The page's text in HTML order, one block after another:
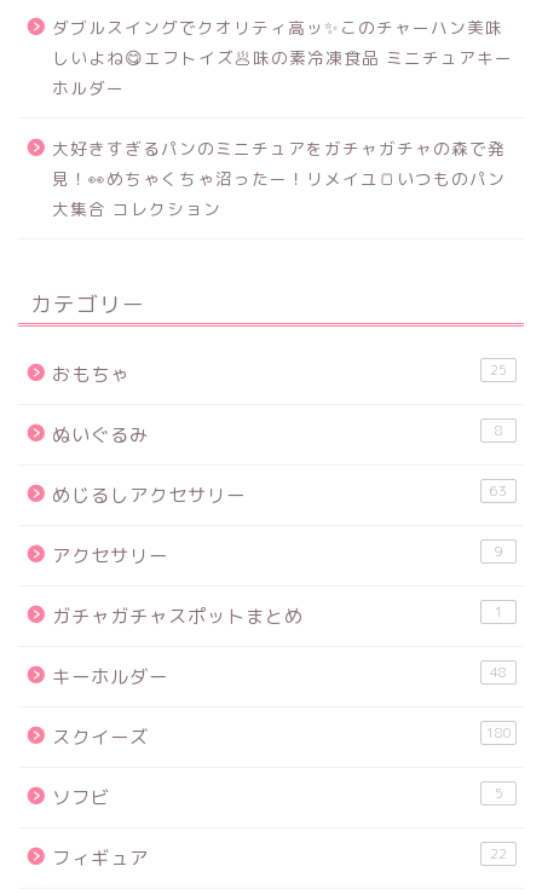
ダブルスイングでクオリティ高ッ✨このチャーハン美味
しいよね😋エフトイズ🥟味の素冷凍食品 ミニチュアキー
ホルダー
大好きすぎるパンのミニチュアをガチャガチャの森で発
見！👀めちゃくちゃ沼ったー！リメイユ🍞いつものパン
大集合 コレクション
カテゴリー
おもちゃ 25
ぬいぐるみ 8
めじるしアクセサリー 63
アクセサリー 9
ガチャガチャスポットまとめ 1
キーホルダー 48
スクイーズ 180
ソフビ 5
フィギュア 22